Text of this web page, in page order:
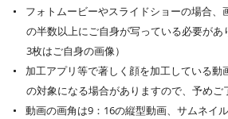
フォトムービーやスライドショーの場合、
の半数以上にご自身が写っている必要があ
3枚はご自身の画像）
加工アプリ等で著しく顔を加工している動
の対象になる場合がありますので、予めご
動画の画角は9：16の縦型動画、サムネイ